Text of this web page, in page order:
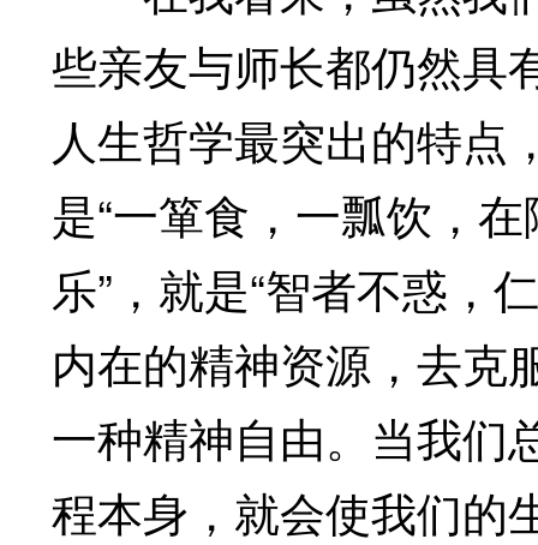
些亲友与师长都仍然具
人生哲学最突出的特点
是“一箪食，一瓢饮，
乐”，就是“智者不惑，
内在的精神资源，去克
一种精神自由。当我们
程本身，就会使我们的